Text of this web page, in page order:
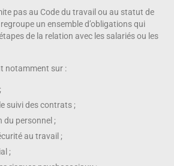
pas au Code du travail ou au statut de
un ensemble d’obligations qui
de la relation avec les salariés ou les
notamment sur :
suivi des contrats ;
du personnel ;
au travail ;
;